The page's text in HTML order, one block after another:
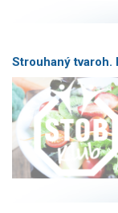
Strouhaný